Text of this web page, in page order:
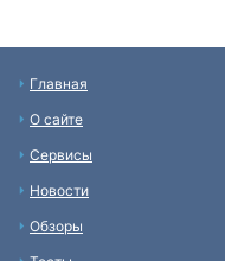
Главная
О сайте
Сервисы
Новости
Обзоры